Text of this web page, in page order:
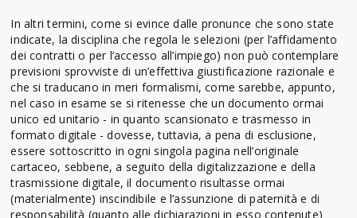
In altri termini, come si evince dalle pronunce che sono state
indicate, la disciplina che regola le selezioni (per l’affidamento
dei contratti o per l’accesso all’impiego) non può contemplare
previsioni sprovviste di un’effettiva giustificazione razionale e
che si traducano in meri formalismi, come sarebbe, appunto,
nel caso in esame se si ritenesse che un documento ormai
unico ed unitario - in quanto scansionato e trasmesso in
formato digitale - dovesse, tuttavia, a pena di esclusione,
essere sottoscritto in ogni singola pagina nell’originale
cartaceo, sebbene, a seguito della digitalizzazione e della
trasmissione digitale, il documento risultasse ormai
(materialmente) inscindibile e l’assunzione di paternità e di
responsabilità (quanto alle dichiarazioni in esso contenute)